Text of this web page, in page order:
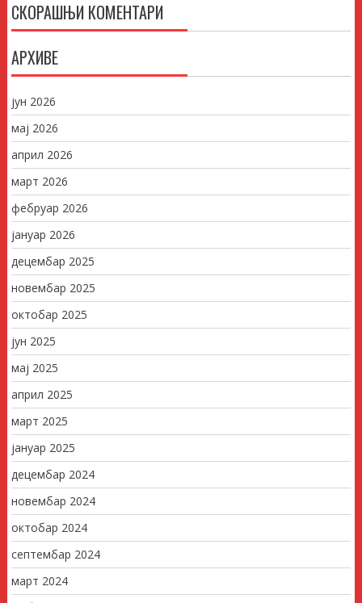
СКОРАШЊИ КОМЕНТАРИ
АРХИВЕ
јун 2026
мај 2026
април 2026
март 2026
фебруар 2026
јануар 2026
децембар 2025
новембар 2025
октобар 2025
јун 2025
мај 2025
април 2025
март 2025
јануар 2025
децембар 2024
новембар 2024
октобар 2024
септембар 2024
март 2024